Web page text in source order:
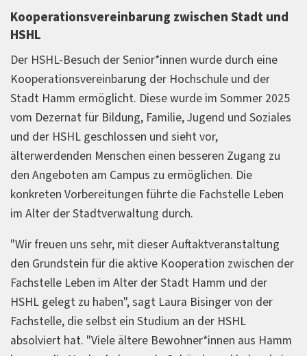
Kooperationsvereinbarung zwischen Stadt und
HSHL
Der HSHL-Besuch der Senior*innen wurde durch eine
Kooperationsvereinbarung der Hochschule und der
Stadt Hamm ermöglicht. Diese wurde im Sommer 2025
vom Dezernat für Bildung, Familie, Jugend und Soziales
und der HSHL geschlossen und sieht vor,
älterwerdenden Menschen einen besseren Zugang zu
den Angeboten am Campus zu ermöglichen. Die
konkreten Vorbereitungen führte die Fachstelle Leben
im Alter der Stadtverwaltung durch.
"Wir freuen uns sehr, mit dieser Auftaktveranstaltung
den Grundstein für die aktive Kooperation zwischen der
Fachstelle Leben im Alter der Stadt Hamm und der
HSHL gelegt zu haben", sagt Laura Bisinger von der
Fachstelle, die selbst ein Studium an der HSHL
absolviert hat. "Viele ältere Bewohner*innen aus Hamm